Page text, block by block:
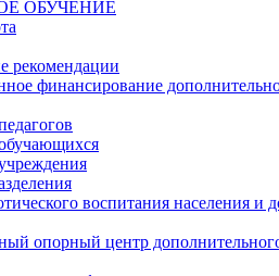
ОБУЧЕНИЕ
рекомендации
финансирование
воспитания населения
опорный центр